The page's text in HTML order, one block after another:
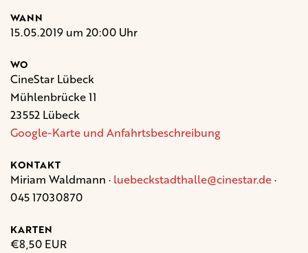
WANN
15.05.2019 um 20:00 Uhr
WO
CineStar Lübeck
Mühlenbrücke 11
23552 Lübeck
Google-Karte und Anfahrtsbeschreibung
KONTAKT
Miriam Waldmann · luebeckstadthalle@cinestar.de·
045 17030870
KARTEN
€8,50 EUR